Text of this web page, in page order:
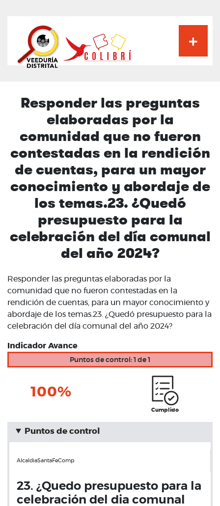
principal
Responder las preguntas
elaboradas por la
comunidad que no fueron
contestadas en la rendición
de cuentas, para un mayor
conocimiento y abordaje de
los temas.23. ¿Quedó
presupuesto para la
celebración del día comunal
del año 2024?
Responder las preguntas elaboradas por la
comunidad que no fueron contestadas en la
rendición de cuentas, para un mayor conocimiento y
abordaje de los temas.23. ¿Quedó presupuesto para la
celebración del día comunal del año 2024?
Indicador Avance
Puntos de control: 1 de 1
100%
Cumplido
Puntos de control
AlcaldiaSantaFeComp
23. ¿Quedo presupuesto para la
celebración del dia comunal